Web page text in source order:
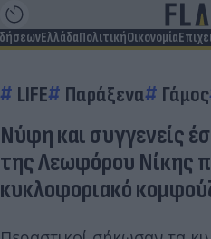
ΕλλάδαΠολιτικήΟικονομία
LIFE Παράξενα Γάμος
Νύφη και συγγενείς
της Λεωφόρου Νίκης
κυκλοφοριακό